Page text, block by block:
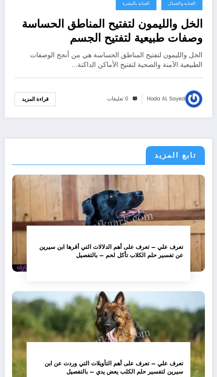
العناية والجمال العناية بالبشرة
الخل والليمون لتفتيح المناطق الحساسة
وصفات طبيعية لتفتيح الجسم
الخل والليمون لتفتيح المناطق الحساسة هي من أنجح الوصفات
الطبيعية الآمنة والصحية لتفتيح الأماكن الداكنة…
Hoda AL Sayed 0 تعليقات قراءة المزيد
تابع المزيد
تعرف علي – تعرف على أهم الدلالات التي أقرها ابن سيرين
عن تفسير حلم الكلاب تأكل لحم – بالتفصيل
تعرف علي – تعرف على أهم التأويلات التي وردت عن ابن
سيرين لتفسير حلم الكلب يعض يدي – بالتفصيل